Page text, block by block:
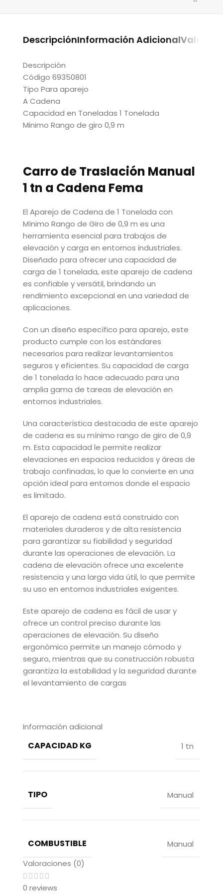
DescripciónInformación Adicional
Descripción
Código 69350801
Tipo Para aparejo
A Cadena
Capacidad en Toneladas 1 Tonelada
Minimo Rango de giro 0,9 m
Carro de Traslación Manual
1 tn a Cadena Fema
El Aparejo de Cadena de 1 Tonelada con
Mínimo Rango de Giro de 0,9 m es una
herramienta esencial para trabajos de
elevación y carga en entornos industriales.
Diseñado para ofrecer una capacidad de
carga de 1 tonelada, este aparejo de cadena
es confiable y versátil, brindando un
rendimiento excepcional en una variedad de
aplicaciones.
Con un diseño específico para aparejo, este
producto cumple con los estándares
necesarios para realizar levantamientos
seguros y eficientes. Su capacidad de carga
de 1 tonelada lo hace adecuado para una
amplia gama de tareas de elevación en
entornos industriales.
Una característica destacada de este aparejo
de cadena es su mínimo rango de giro de 0,9
m. Esta capacidad le permite realizar
elevaciones en espacios reducidos y áreas de
trabajo confinadas, lo que lo convierte en una
opción ideal para entornos donde el espacio
es limitado.
El aparejo de cadena está construido con
materiales duraderos y de alta resistencia
para garantizar su fiabilidad y seguridad
durante las operaciones de elevación. La
cadena de elevación ofrece una excelente
resistencia y una larga vida útil, lo que permite
su uso en entornos industriales exigentes.
Este aparejo de cadena es fácil de usar y
ofrece un control preciso durante las
operaciones de elevación. Su diseño
ergonómico permite un manejo cómodo y
seguro, mientras que su construcción robusta
garantiza la estabilidad y la seguridad durante
el levantamiento de cargas
Información adicional
CAPACIDAD KG 1 tn
TIPO Manual
COMBUSTIBLE
Manual
Valoraciones (0)
0 reviews